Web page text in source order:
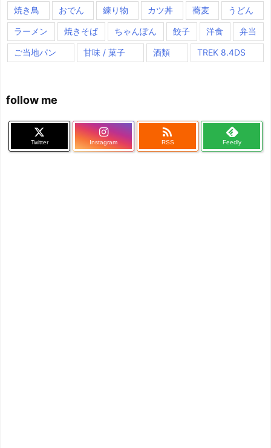
焼き鳥 おでん 練り物 カツ丼 蕎麦 うどん
ラーメン 焼きそば ちゃんぽん 餃子 洋食 弁当
ご当地パン 甘味 / 菓子 酒類 TREK 8.4DS
follow me
Twitter Instagram

RSS Feedly